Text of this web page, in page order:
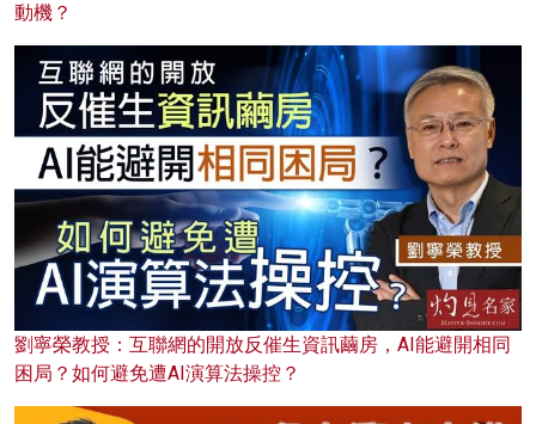
動機？
劉寧榮教授：互聯網的開放反催生資訊繭房，AI能避開相同
困局？如何避免遭AI演算法操控？